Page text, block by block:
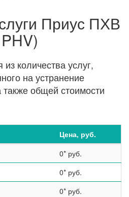
Приус ПХВ
количества услуг,
на устранение
также общей стоимости
Цена, руб.
0* руб.
0* руб.
0* руб.